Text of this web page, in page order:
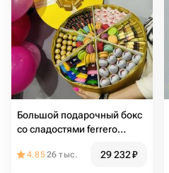
Большой подарочный бокс
со сладостями ferrero
шоколадом и макарони
4.8526 тыс. 29 232₽